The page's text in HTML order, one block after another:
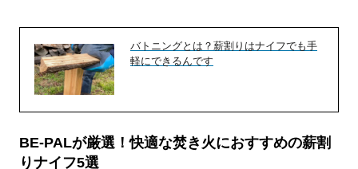
バトニングとは？薪割りはナイフでも手
軽にできるんです
BE-PALが厳選！快適な焚き火におすすめの薪割
りナイフ5選